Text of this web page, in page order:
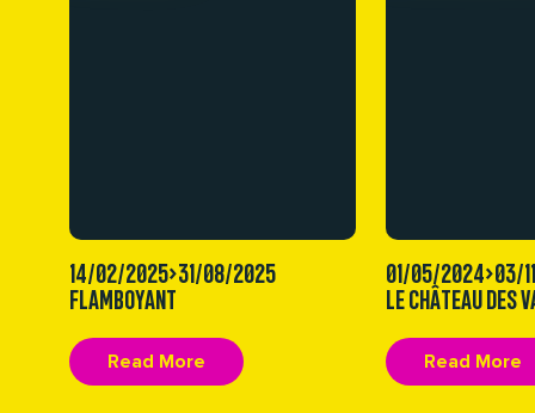
14/02/2025>31/08/2025
FLAMBOYANT
Read More
01/05/2024>03/
LE CHÂTEAU DES
Read More